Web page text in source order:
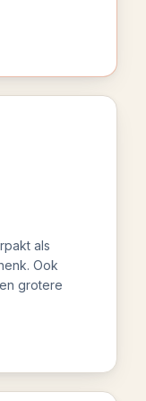
als
Ook
grotere